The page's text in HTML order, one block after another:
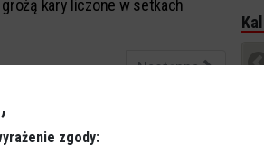
kary liczone w setkach
Następna
zgody: